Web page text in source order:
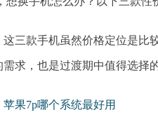
这三款手机虽然价格定位是比
求，也是过渡期中值得选择
苹果7p哪个系统最好用